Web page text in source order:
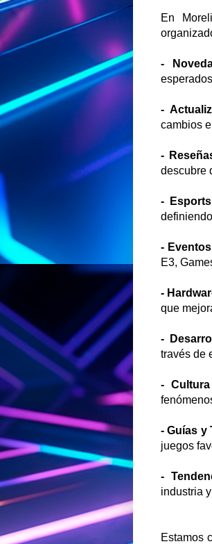
En
-
-
cambios
-
descubre
- Esports
-
E3,
-
que
-
través de
-
- Guías y
juegos
-
industria
Estamos